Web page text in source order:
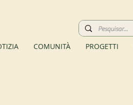
COMUNITÀ PROGETTI